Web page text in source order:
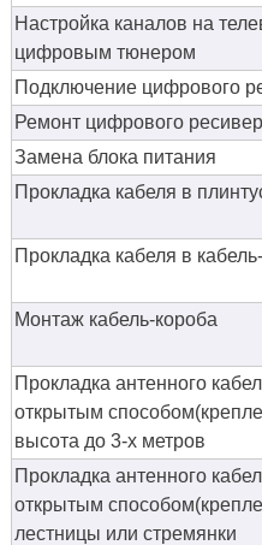
Настройка каналов на
цифровым тюнером
Подключение цифрового
Ремонт цифрового
Замена блока питания
Прокладка кабеля в
Прокладка кабеля в
Монтаж кабель-короба
Прокладка антенного
открытым
высота до 3-х метров
Прокладка антенного
открытым
лестницы или стремянки